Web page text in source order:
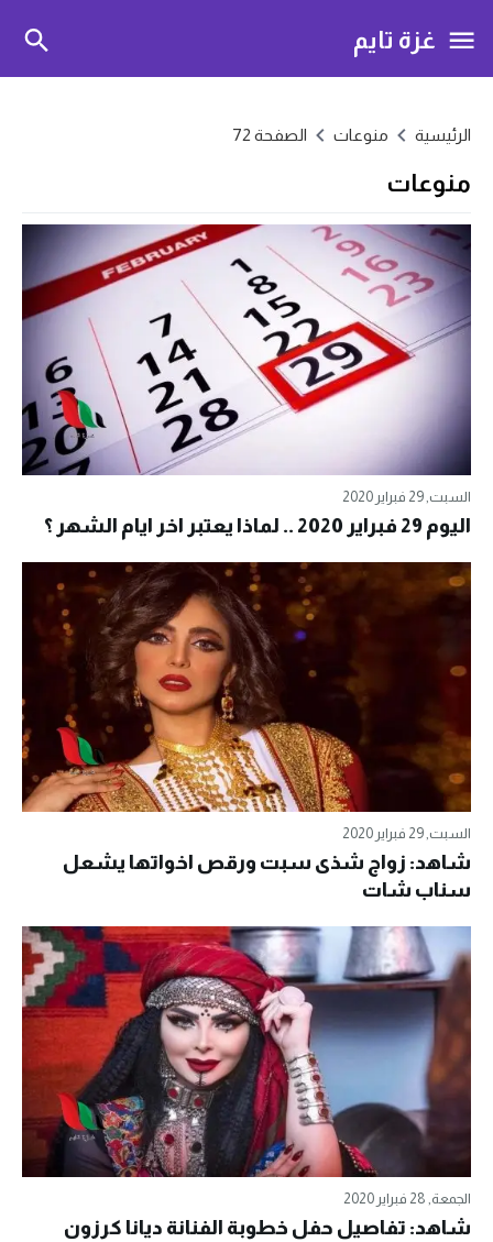
غزة تايم
الرئيسية منوعات الصفحة 72
منوعات
السبت, 29 فبراير 2020
اليوم 29 فبراير 2020 .. لماذا يعتبر اخر ايام الشهر ؟
السبت, 29 فبراير 2020
شاهد: زواج شذى سبت ورقص اخواتها يشعل
سناب شات
الجمعة, 28 فبراير 2020
شاهد: تفاصيل حفل خطوبة الفنانة ديانا كرزون